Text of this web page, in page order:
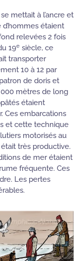
mettait à l’ancre et
étaient
relevées 2 fois
19e siècle, ce
transporter
10 à 12 par
de doris et
000 mètres de long
étaient
Ces embarcations
et cette technique
motorisés au
très productive.
de mer étaient
fréquente. Ces
Les pertes